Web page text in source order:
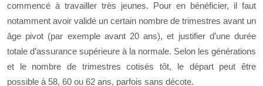
commencé à travailler très jeunes. Pour en bénéficier, il faut
notamment avoir validé un certain nombre de trimestres avant un
âge pivot (par exemple avant 20 ans), et justifier d’une durée
totale d’assurance supérieure à la normale. Selon les générations
et le nombre de trimestres cotisés tôt, le départ peut être
possible à 58, 60 ou 62 ans, parfois sans décote.